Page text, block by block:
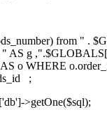
from " .
" AS g
o WHERE
;
>getOne($sql);